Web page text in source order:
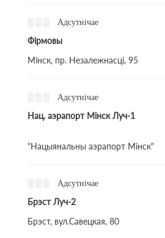
Адсутнічае
Фірмовы
Мінск, пр. Незалежнасці, 95
Адсутнічае
Нац. аэрапорт Мінск Луч-1
"Нацыянальны аэрапорт Мінск"
Адсутнічае
Брэст Луч-2
Брэст, вул.Савецкая, 80